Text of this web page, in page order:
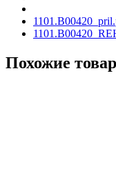
Похожие